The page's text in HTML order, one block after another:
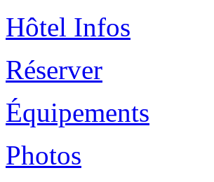
Hôtel Infos
Réserver
Équipements
Photos